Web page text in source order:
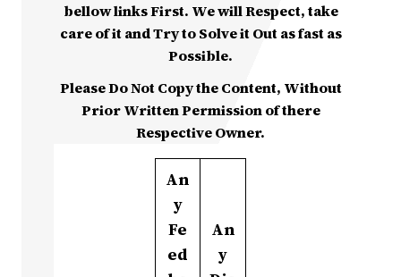
bellow links First. We will Respect, take
care of it and Try to Solve it Out as fast as
Possible.
Please Do Not Copy the Content, Without
Prior Written Permission of there
Respective Owner.
An
y
Fe
ed
An
y